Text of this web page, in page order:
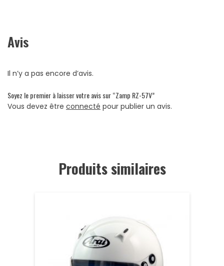
Avis
Il n’y a pas encore d’avis.
Soyez le premier à laisser votre avis sur “Zamp RZ-57V”
Vous devez être connecté pour publier un avis.
Produits similaires